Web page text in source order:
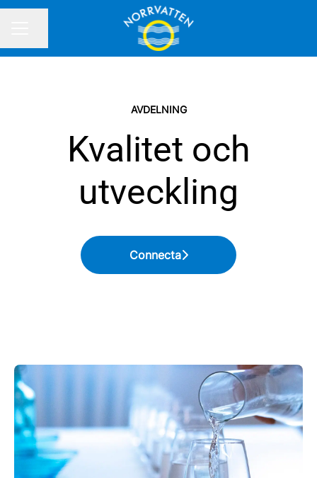
AVDELNING
Kvalitet och
utveckling
Connecta